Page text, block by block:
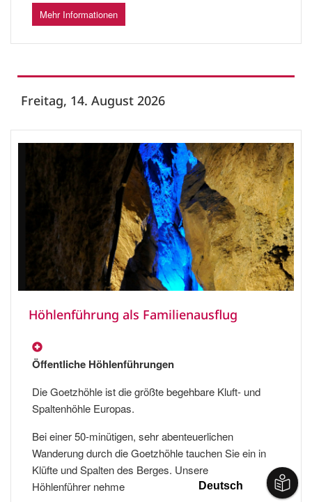
Mehr Informationen
Freitag, 14. August 2026
Höhlenführung als Familienausflug
Öffentliche Höhlenführungen
Die Goetzhöhle ist die größte begehbare Kluft- und
Spaltenhöhle Europas.
Bei einer 50-minütigen, sehr abenteuerlichen
Wanderung durch die Goetzhöhle tauchen Sie ein in
Klüfte und Spalten des Berges. Unsere
Höhlenführer nehme